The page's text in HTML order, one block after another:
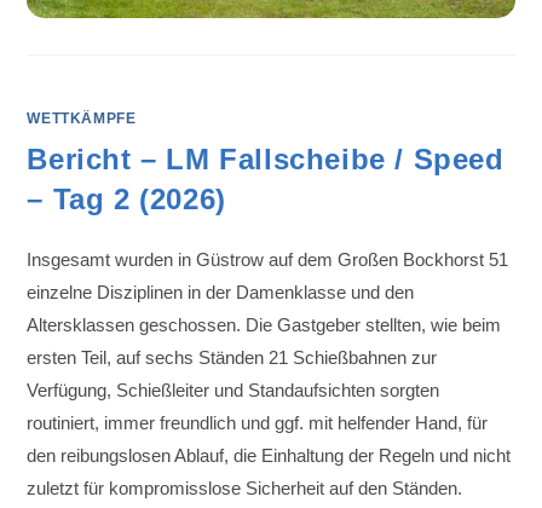
WETTKÄMPFE
Bericht – LM Fallscheibe / Speed
– Tag 2 (2026)
Insgesamt wurden in Güstrow auf dem Großen Bockhorst 51
einzelne Disziplinen in der Damenklasse und den
Altersklassen geschossen. Die Gastgeber stellten, wie beim
ersten Teil, auf sechs Ständen 21 Schießbahnen zur
Verfügung, Schießleiter und Standaufsichten sorgten
routiniert, immer freundlich und ggf. mit helfender Hand, für
den reibungslosen Ablauf, die Einhaltung der Regeln und nicht
zuletzt für kompromisslose Sicherheit auf den Ständen.